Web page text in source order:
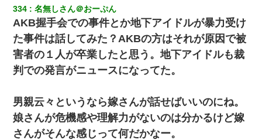
私「まとめ買いして冷凍ストックしてる」Ａ「ずるい！クレク
レ！」私「なんでよ」Ａ「ケーチ！バーカ！」→ 後日、Ａ旦那が
凸してきた
夫に癌の余命宣告。その闘病中に長女から信じられない言葉を受
けた
334 名無しさん＠おーぷん
AKB握手会での事件とか地下アイドルが暴力受け
た事件は話してみた？AKBの方はそれが原因で被
害者の１人が卒業したと思う。地下アイドルも裁
判での発言がニュースになってた。
男親云々というなら嫁さんが話せばいいのにね。
娘さんが危機感や理解力がないのは分かるけど嫁
さんがそんな感じって何だかなー。